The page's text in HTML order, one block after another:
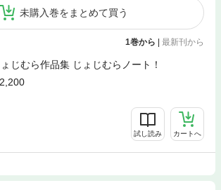
未購入巻をまとめて買う
1巻から | 最新刊から
ょじむら作品集 じょじむらノート！
2,200
試し読み カートへ